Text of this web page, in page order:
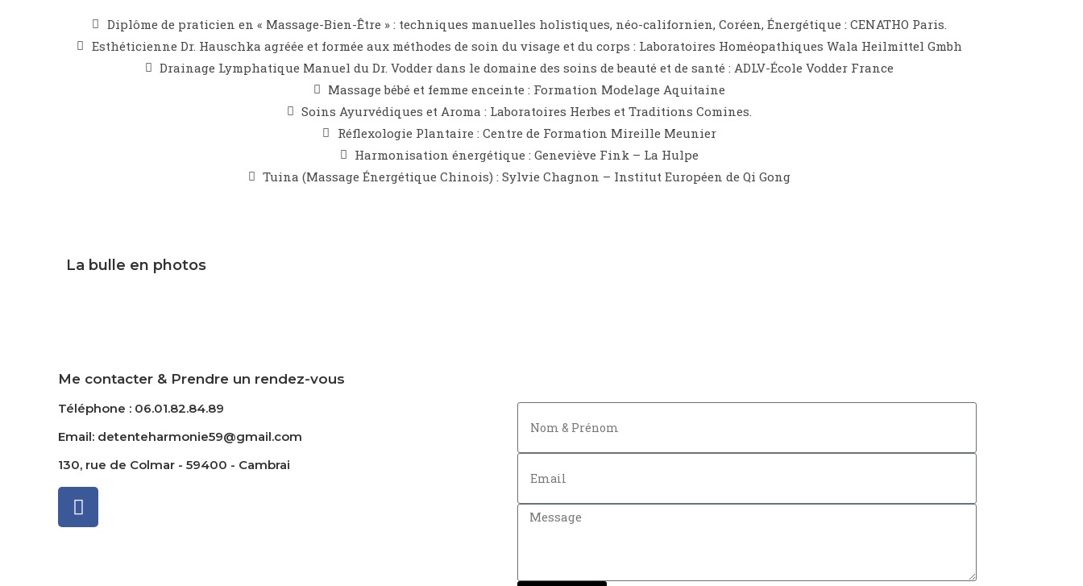
Diplôme de praticien en « Massage-Bien-Être » : techniques manuelles holistiques, néo-californien, Coréen, Énergétique : CENATHO Paris.
Esthéticienne Dr. Hauschka agréée et formée aux méthodes de soin du visage et du corps : Laboratoires Homéopathiques Wala Heilmittel Gmbh
Drainage Lymphatique Manuel du Dr. Vodder dans le domaine des soins de beauté et de santé : ADLV-École Vodder France
Massage bébé et femme enceinte : Formation Modelage Aquitaine
Soins Ayurvédiques et Aroma : Laboratoires Herbes et Traditions Comines.
Réflexologie Plantaire : Centre de Formation Mireille Meunier
Harmonisation énergétique : Geneviève Fink – La Hulpe
Tuina (Massage Énergétique Chinois) : Sylvie Chagnon – Institut Européen de Qi Gong
La bulle en photos
Me contacter & Prendre un rendez-vous
Téléphone : 06.01.82.84.89
Email: detenteharmonie59@gmail.com
130, rue de Colmar - 59400 - Cambrai